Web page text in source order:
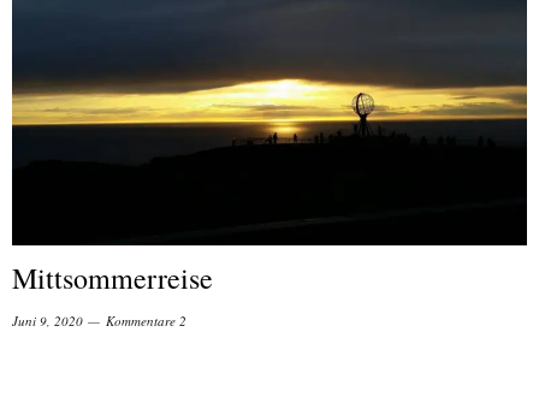
Mittsommerreise
Juni 9, 2020 Kommentare 2